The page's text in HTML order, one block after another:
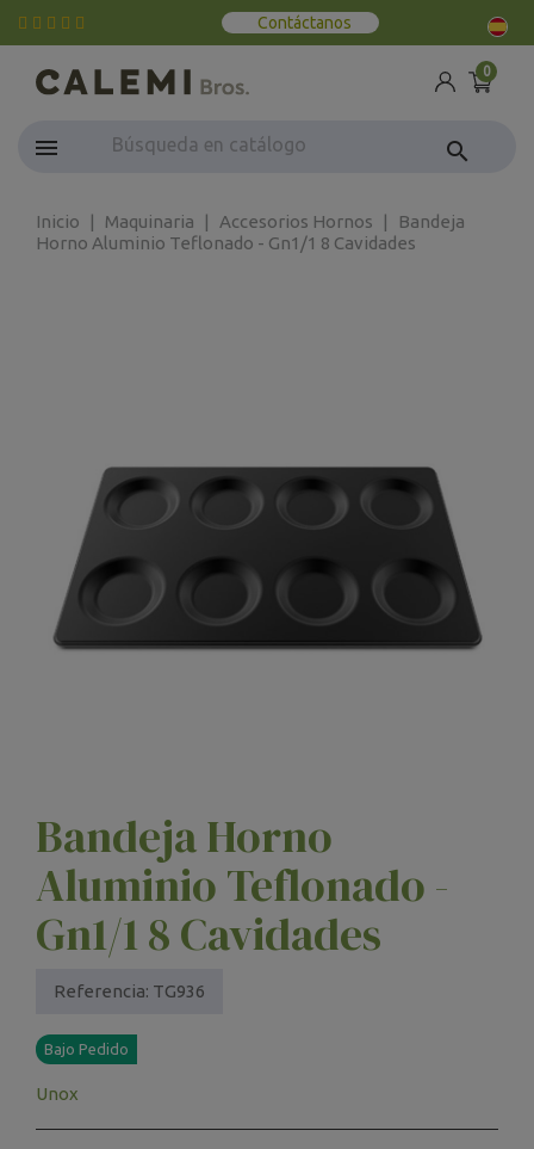
Contáctanos
0
search
Inicio Maquinaria Accesorios Hornos
Bandeja
Horno Aluminio Teflonado - Gn1/1 8 Cavidades
Bandeja Horno
Aluminio Teflonado -
Gn1/1 8 Cavidades
Referencia: TG936
Bajo Pedido
Unox